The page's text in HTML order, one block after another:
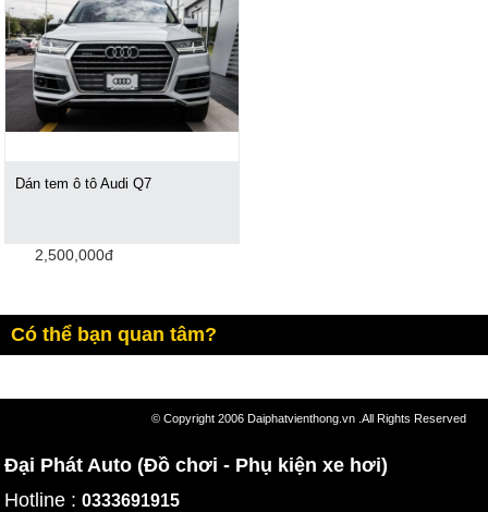
Dán tem ô tô Audi Q7
2,500,000đ
Có thể bạn quan tâm?
© Copyright 2006 Daiphatvienthong.vn .All Rights Reserved
Đại Phát Auto (Đồ chơi - Phụ kiện xe hơi)
Hotline :0333691915